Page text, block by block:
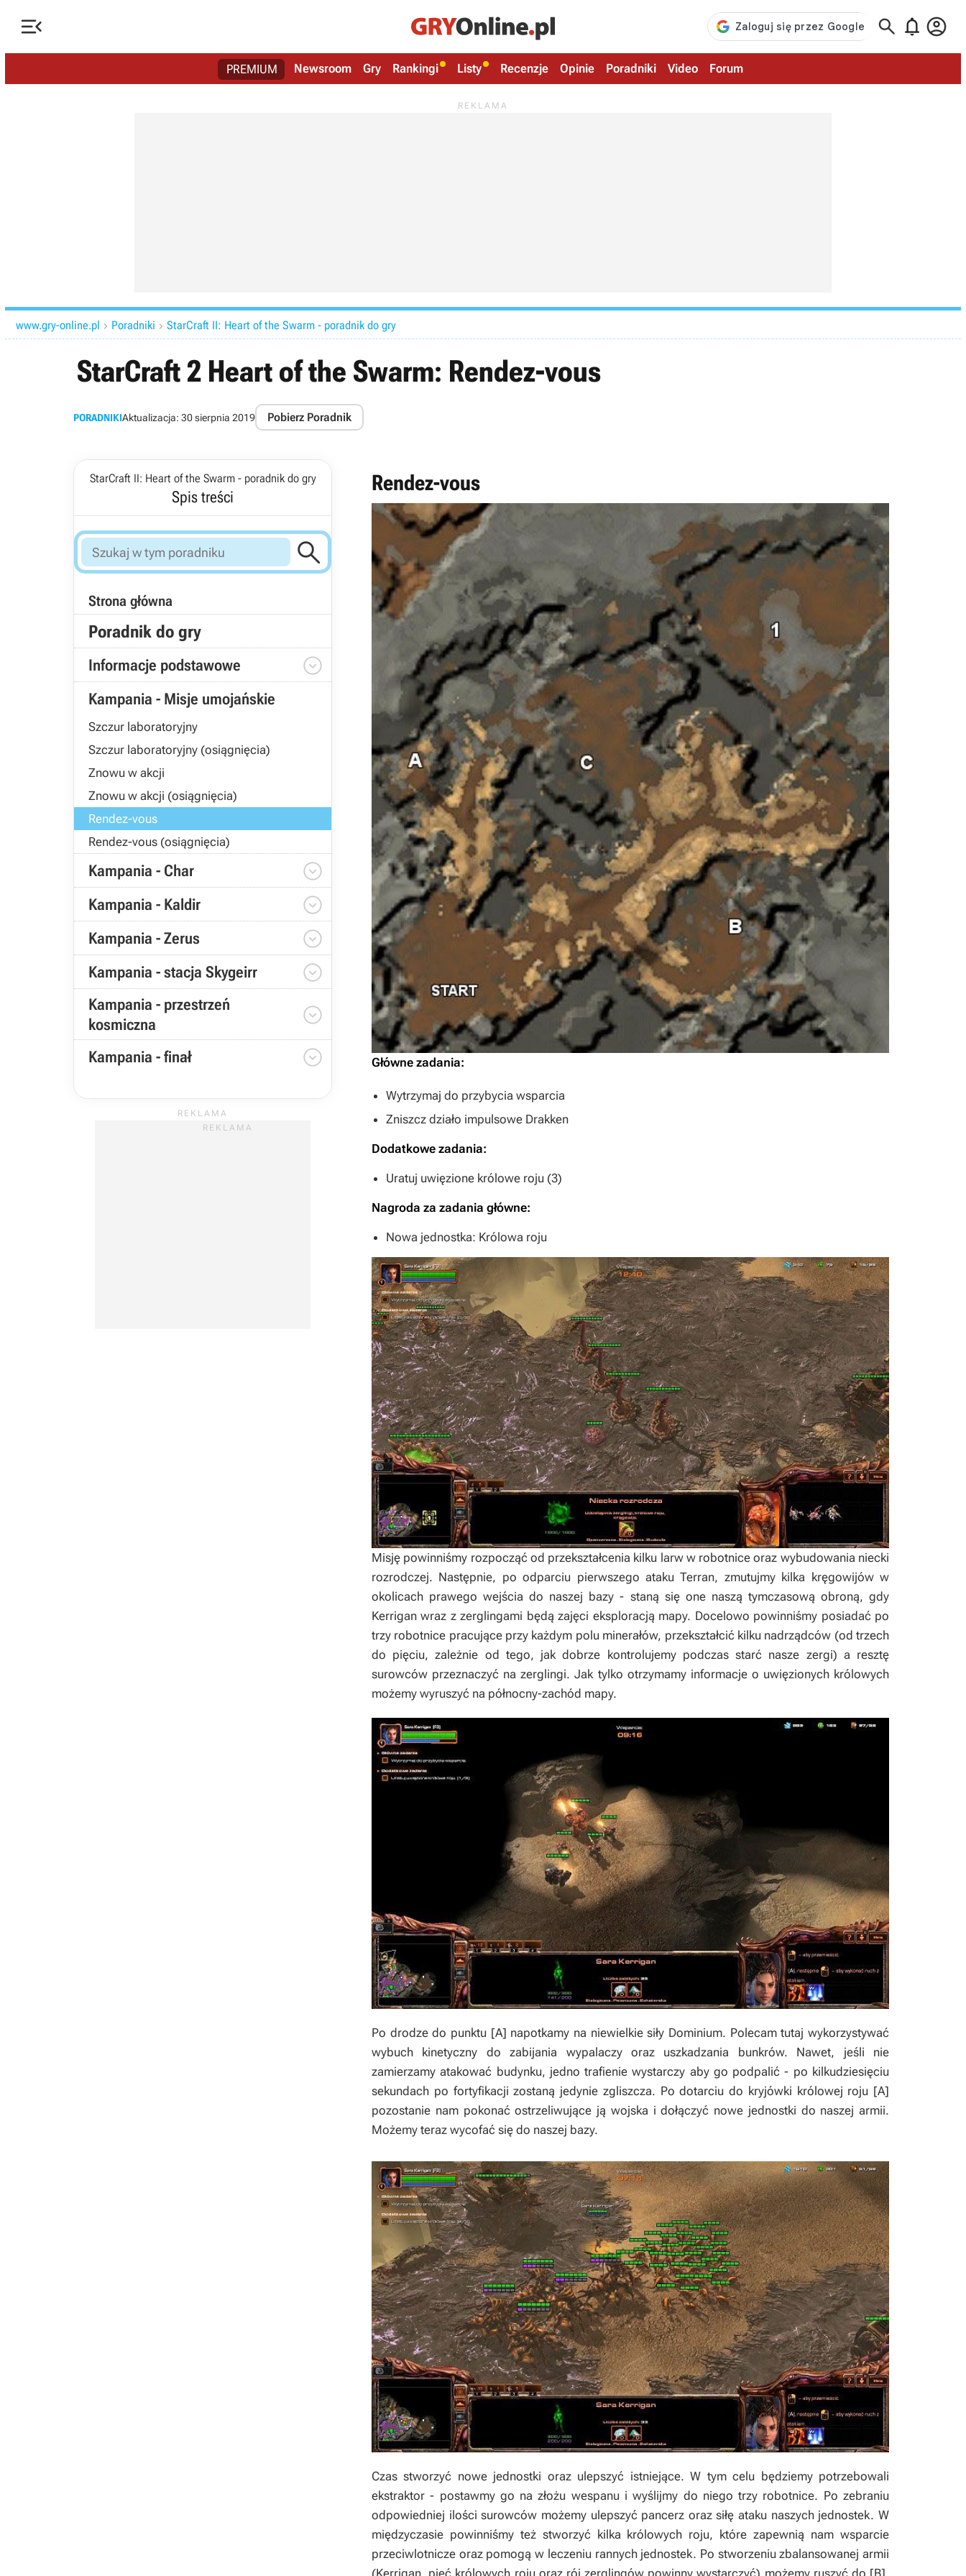
   
PREMIUM Newsroom Gry Rankingi Listy Recenzje Opinie Poradniki Video Forum
www.gry-online.pl  Poradniki  StarCraft II: Heart of the Swarm - poradnik do gry
StarCraft 2 Heart of the Swarm: Rendez-vous
PORADNIKIAktualizacja: 30 sierpnia 2019 Pobierz Poradnik
StarCraft II: Heart of the Swarm - poradnik do gry
Spis treści

Strona główna
Poradnik do gry
Informacje podstawowe 
Kampania - Misje umojańskie
Szczur laboratoryjny
Szczur laboratoryjny (osiągnięcia)
Znowu w akcji
Znowu w akcji (osiągnięcia)
Rendez-vous
Rendez-vous (osiągnięcia)
Kampania - Char 
Kampania - Kaldir 
Kampania - Zerus 
Kampania - stacja Skygeirr 
Kampania - przestrzeń
kosmiczna

Kampania - finał 
Rendez-vous
Główne zadania:
Wytrzymaj do przybycia wsparcia
Zniszcz działo impulsowe Drakken
Dodatkowe zadania:
Uratuj uwięzione królowe roju (3)
Nagroda za zadania główne:
Nowa jednostka: Królowa roju
Misję powinniśmy rozpocząć od przekształcenia kilku larw w robotnice oraz wybudowania niecki
rozrodczej. Następnie, po odparciu pierwszego ataku Terran, zmutujmy kilka kręgowijów w
okolicach prawego wejścia do naszej bazy - staną się one naszą tymczasową obroną, gdy
Kerrigan wraz z zerglingami będą zajęci eksploracją mapy. Docelowo powinniśmy posiadać po
trzy robotnice pracujące przy każdym polu minerałów, przekształcić kilku nadrządców (od trzech
do pięciu, zależnie od tego, jak dobrze kontrolujemy podczas starć nasze zergi) a resztę
surowców przeznaczyć na zerglingi. Jak tylko otrzymamy informacje o uwięzionych królowych
możemy wyruszyć na północny-zachód mapy.
Po drodze do punktu [A] napotkamy na niewielkie siły Dominium. Polecam tutaj wykorzystywać
wybuch kinetyczny do zabijania wypalaczy oraz uszkadzania bunkrów. Nawet, jeśli nie
zamierzamy atakować budynku, jedno trafienie wystarczy aby go podpalić - po kilkudziesięciu
sekundach po fortyfikacji zostaną jedynie zgliszcza. Po dotarciu do kryjówki królowej roju [A]
pozostanie nam pokonać ostrzeliwujące ją wojska i dołączyć nowe jednostki do naszej armii.
Możemy teraz wycofać się do naszej bazy.
Czas stworzyć nowe jednostki oraz ulepszyć istniejące. W tym celu będziemy potrzebowali
ekstraktor - postawmy go na złożu wespanu i wyślijmy do niego trzy robotnice. Po zebraniu
odpowiedniej ilości surowców możemy ulepszyć pancerz oraz siłę ataku naszych jednostek. W
międzyczasie powinniśmy też stworzyć kilka królowych roju, które zapewnią nam wsparcie
przeciwlotnicze oraz pomogą w leczeniu rannych jednostek. Po stworzeniu zbalansowanej armii
(Kerrigan, pięć królowych roju oraz rój zerglingów powinny wystarczyć) możemy ruszyć do [B].